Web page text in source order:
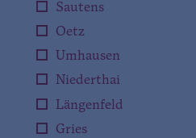
Sautens
Oetz
Umhausen
Niederthai
Längenfeld
Gries